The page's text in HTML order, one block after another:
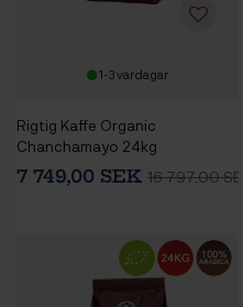
1-3 vardagar
Rigtig Kaffe Organic
Chanchamayo 24kg
7 749,00 SEK 16 797,00 SEK